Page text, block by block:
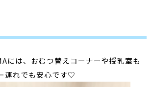
には、おむつ替えコーナーや授乳室も
連れでも安心です♡